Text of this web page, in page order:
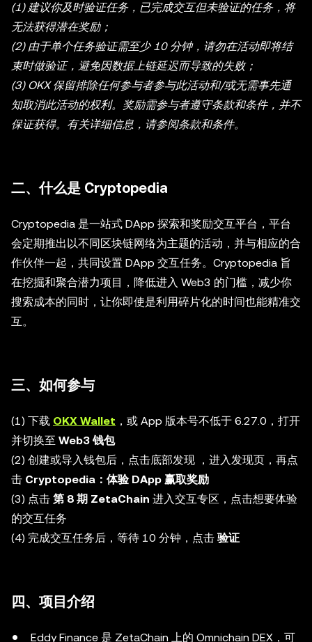
(1) 建议你及时验证任务，已完成交互但未验证的任务，将
无法获得潜在奖励；
(2) 由于单个任务验证需至少 10 分钟，请勿在活动即将结
束时做验证，避免因数据上链延迟而导致的失败；
(3) OKX 保留排除任何参与者参与此活动和/或无需事先通
知取消此活动的权利。奖励需参与者遵守条款和条件，并不
保证获得。有关详细信息，请参阅条款和条件。
二、什么是 Cryptopedia
Cryptopedia 是一站式 DApp 探索和奖励交互平台，平台
会定期推出以不同区块链网络为主题的活动，并与相应的合
作伙伴一起，共同设置 DApp 交互任务。Cryptopedia 旨
在挖掘和聚合潜力项目，降低进入 Web3 的门槛，减少你
搜索成本的同时，让你即使是利用碎片化的时间也能精准交
互。
三、如何参与
(1) 下载 OKX Wallet ，或 App 版本号不低于 6.27.0，打开
并切换至 Web3 钱包
(2) 创建或导入钱包后，点击底部发现 ，进入发现页，再点
击 Cryptopedia：体验 DApp 赢取奖励
(3) 点击 第 8 期 ZetaChain 进入交互专区，点击想要体验
的交互任务
(4) 完成交互任务后，等待 10 分钟，点击 验证
四、项目介绍
Eddy Finance 是 ZetaChain 上的 Omnichain DEX，可